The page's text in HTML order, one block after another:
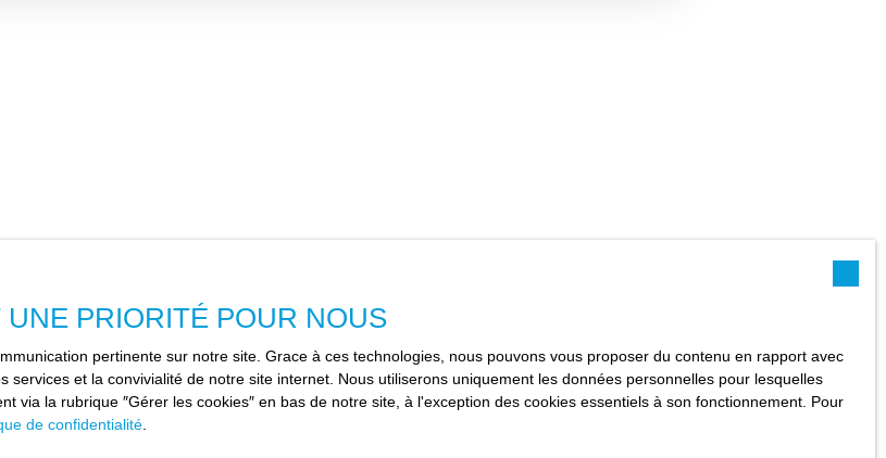
PRIORITÉ POUR NOUS
pertinente sur notre site. Grace à ces technologies, nous pouvons vous proposer du contenu en rapport avec
et la convivialité de notre site internet. Nous utiliserons uniquement les données personnelles pour lesquelles
via la rubrique ″Gérer les cookies″ en bas de notre site, à l'exception des cookies essentiels à son fonctionnement. Pour
de confidentialité